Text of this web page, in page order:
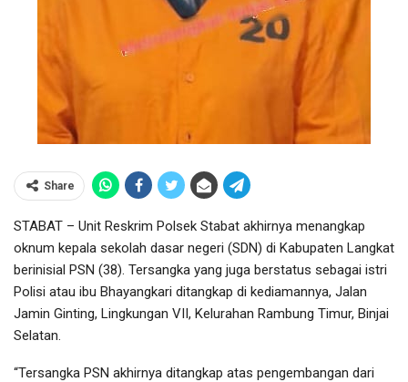
Share
STABAT – Unit Reskrim Polsek Stabat akhirnya menangkap
oknum kepala sekolah dasar negeri (SDN) di Kabupaten Langkat
berinisial PSN (38). Tersangka yang juga berstatus sebagai istri
Polisi atau ibu Bhayangkari ditangkap di kediamannya, Jalan
Jamin Ginting, Lingkungan VII, Kelurahan Rambung Timur, Binjai
Selatan.
“Tersangka PSN akhirnya ditangkap atas pengembangan dari